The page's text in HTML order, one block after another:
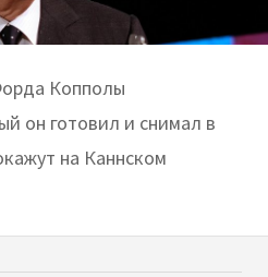
Копполы
он готовил и снимал в
на Каннском